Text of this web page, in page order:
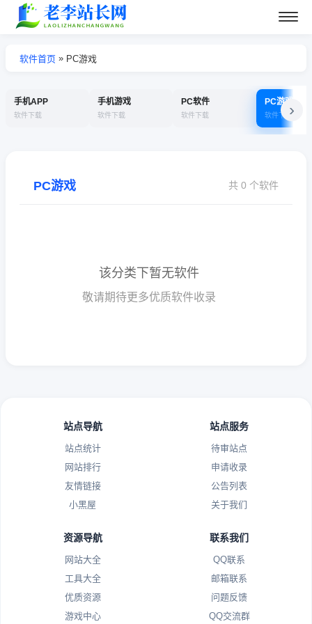
软件首页 » PC游戏
›
手机APP
软件下载
手机游戏
软件下载
PC软件
软件下载
PC游戏
软件下载
PC游戏 共 0 个软件
该分类下暂无软件
敬请期待更多优质软件收录
站点导航
站点统计
网站排行
友情链接
小黑屋
站点服务
待审站点
申请收录
公告列表
关于我们
资源导航
网站大全
工具大全
优质资源
游戏中心
联系我们
QQ联系
邮箱联系
问题反馈
QQ交流群